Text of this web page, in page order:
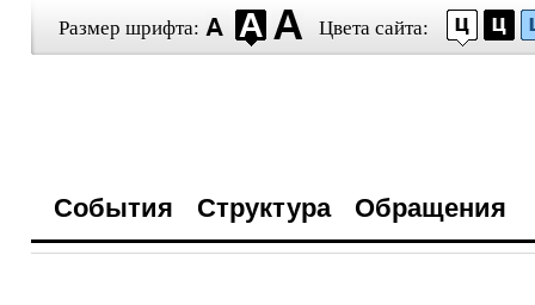
Размер шрифта: Цвета сайта:
События Структура Обращения